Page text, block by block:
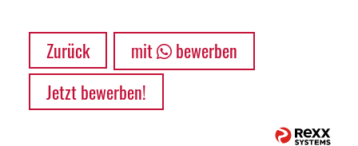
Zurück mit
bewerben
Jetzt bewerben!